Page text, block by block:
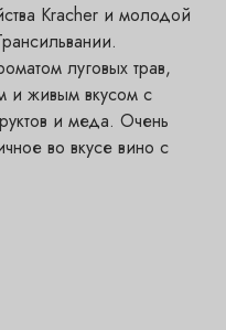
Kracher и молодой
луговых трав,
и живым вкусом с
и меда. Очень
во вкусе вино с